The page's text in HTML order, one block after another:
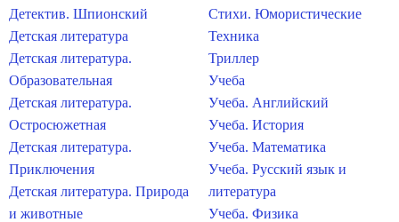
Детектив. Шпионский
Детская литература
Детская литература.
Образовательная
Детская литература.
Остросюжетная
Детская литература.
Приключения
Детская литература. Природа
и животные
Стихи. Юмористические
Техника
Триллер
Учеба
Учеба. Английский
Учеба. История
Учеба. Математика
Учеба. Русский язык и
литература
Учеба. Физика